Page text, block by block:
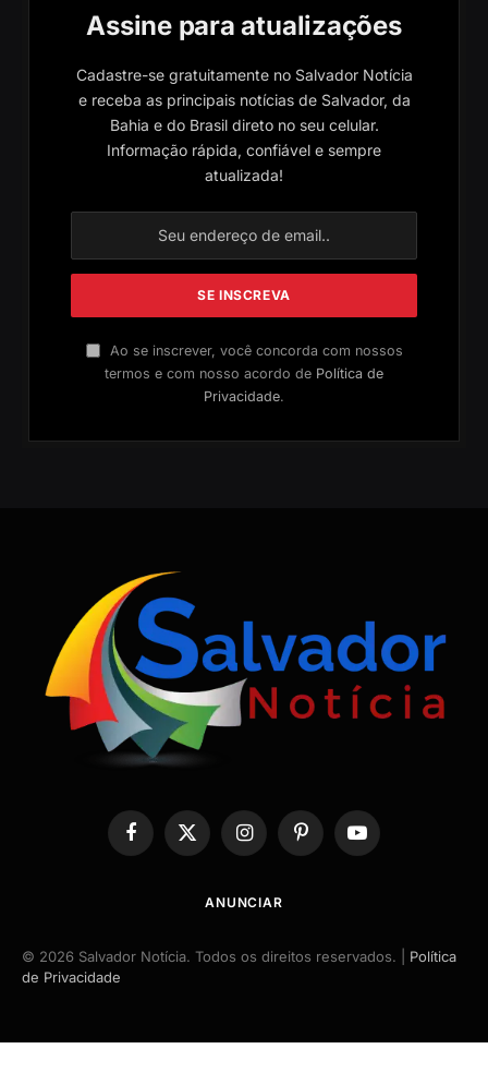
Assine para atualizações
Cadastre-se gratuitamente no Salvador Notícia
e receba as principais notícias de Salvador, da
Bahia e do Brasil direto no seu celular.
Informação rápida, confiável e sempre
atualizada!
Ao se inscrever, você concorda com nossos
termos e com nosso acordo de Política de
Privacidade.
Facebook
X
InstagramPinterestYouTube
ANUNCIAR
© 2026 Salvador Notícia. Todos os direitos reservados. | Política
de Privacidade